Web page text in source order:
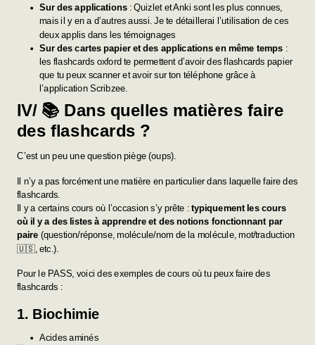
Sur des applications: Quizlet et Anki sont les plus connues,
mais il y en a d’autres aussi. Je te détaillerai l’utilisation de ces
deux applis dans les témoignages
Sur des cartes papier et des applications en même temps :
les flashcards oxford te permettent d’avoir des flashcards papier
que tu peux scanner et avoir sur ton téléphone grâce à
l’application Scribzee.
IV/ 📚 Dans quelles matières faire
des flashcards ?
C’est un peu une question piège (oups).
Il n’y a pas forcément une matière en particulier dans laquelle faire des
flashcards.
Il y a certains cours où l’occasion s’y prête : typiquement les cours
où il y a des listes à apprendre et des notions fonctionnant par
paire (question/réponse, molécule/nom de la molécule, mot/traduction
🇺🇸, etc.).
Pour le PASS, voici des exemples de cours où tu peux faire des
flashcards :
1. Biochimie
Acides aminés